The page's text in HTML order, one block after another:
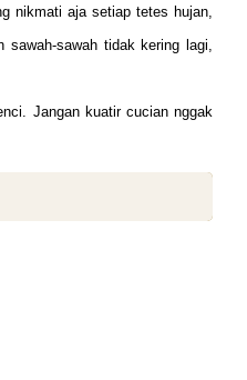
nikmati aja setiap tetes hujan,
sawah-sawah tidak kering lagi,
Jangan kuatir cucian nggak